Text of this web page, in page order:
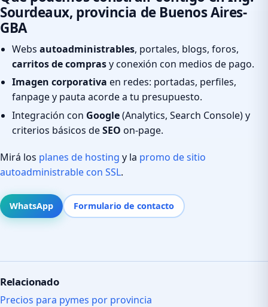
Sourdeaux, provincia de Buenos Aires-
GBA
Webs autoadministrables, portales, blogs, foros,
carritos de comprasy conexión con medios de pago.
Imagen corporativa en redes: portadas, perfiles,
fanpage y pauta acorde a tu presupuesto.
Integración con Google(Analytics, Search Console) y
criterios básicos deSEO on-page.
Mirá los planes de hosting y la promo de sitio
autoadministrable con SSL.
WhatsApp Formulario de contacto
Relacionado
Precios para pymes por provincia